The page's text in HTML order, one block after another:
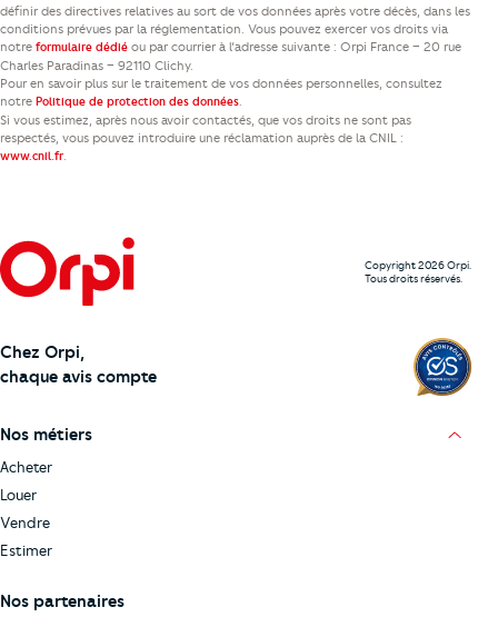
définir des directives relatives au sort de vos données après votre décès, dans les
conditions prévues par la réglementation. Vous pouvez exercer vos droits via
notre formulaire dédié ou par courrier à l’adresse suivante : Orpi France – 20 rue
Charles Paradinas – 92110 Clichy.
Pour en savoir plus sur le traitement de vos données personnelles, consultez
notre Politique de protection des données.
Si vous estimez, après nous avoir contactés, que vos droits ne sont pas
respectés, vous pouvez introduire une réclamation auprès de la CNIL :
www.cnil.fr.
Copyright 2026 Orpi.
Tous droits réservés.
Chez Orpi,
chaque avis compte
Nos métiers
Acheter
Louer
Vendre
Estimer
Nos partenaires